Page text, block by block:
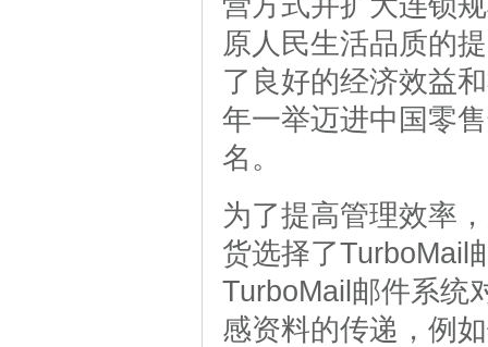
原人民生活品质的
了良好的经济效益
年一举迈进中国零
名。
为了提高管理效率
货选择了TurboMail
TurboMail邮件系统
感资料的传递，例